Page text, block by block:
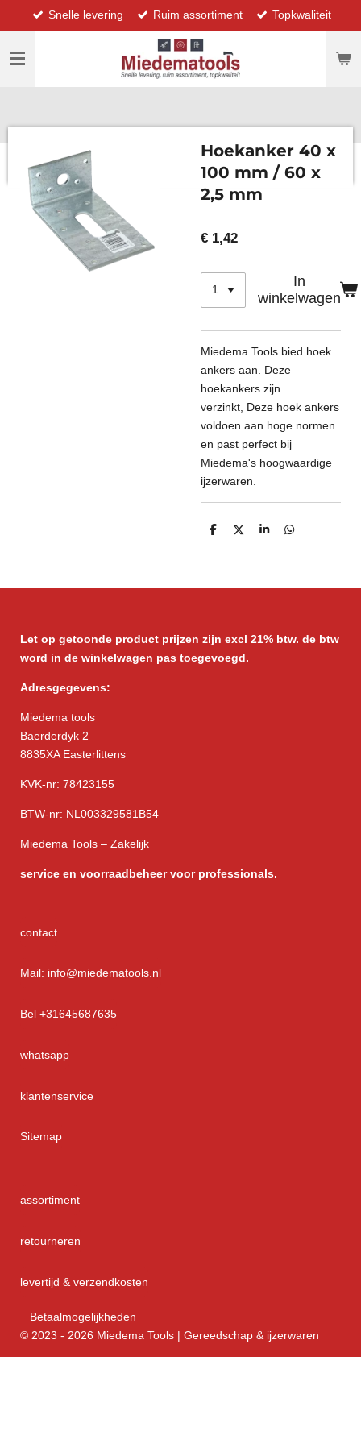
direct
naar
hoofdinhoud
Snelle levering Ruim assortiment Topkwaliteit
Hoekanker 40 x
100 mm / 60 x
2,5 mm
€ 1,42
In
winkelwagen
Miedema Tools bied hoek
ankers aan. Deze
hoekankers zijn
verzinkt, Deze hoek ankers
voldoen aan hoge normen
en past perfect bij
Miedema's hoogwaardige
ijzerwaren.
D
D
S
D
Let op getoonde product prijzen zijn excl 21% btw. de btw
word in de winkelwagen pas toegevoegd.
Adresgegevens:
Miedema tools
Baerderdyk 2
8835XA Easterlittens
KVK-nr: 78423155
BTW-nr: NL003329581B54
Miedema Tools – Zakelijk
service en voorraadbeheer voor professionals.
contact
Mail: info@miedematools.nl
Bel +31645687635
whatsapp
klantenservice
Sitemap
assortiment
retourneren
levertijd & verzendkosten
Betaalmogelijkheden
© 2023 - 2026 Miedema Tools | Gereedschap & ijzerwaren